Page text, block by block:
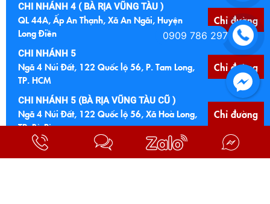
CHI NHÁNH 4 ( BÀ RỊA VŨNG TÀU )
QL 44A, Ấp An Thạnh, Xã An Ngãi, Huyện
Long Điền
Chỉ đường
CHI NHÁNH 5
Ngã 4 Núi Đất, 122 Quốc lộ 56, P. Tam Long,
TP. HCM
Chỉ đường
CHI NHÁNH 5 (BÀ RỊA VŨNG TÀU CŨ )
Ngã 4 Núi Đất, 122 Quốc lộ 56, Xã Hoà Long,
TP. Bà Rịa
Chỉ đường
CHI NHÁNH 6
Cầu Đất Đỏ, Quốc lộ 55, Xã Đất Đỏ, TP. HCM Chỉ đường
0909 786 297